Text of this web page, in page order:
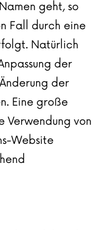
geht, so
Fall durch eine
Natürlich
der
der
Eine große
Verwendung von
Website